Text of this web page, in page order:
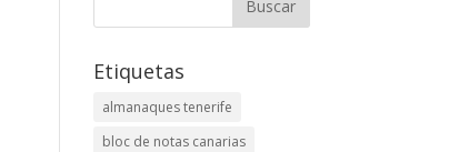
Etiquetas
almanaques tenerife
bloc de notas canarias